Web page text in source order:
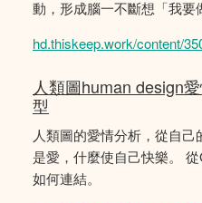
動，形成腦一不斷想「我要
hd.thiskeep.work/content/
人類圖human design
型
人類圖的愛情分析，從自
是愛，什麼使自己快樂。
如何連結。